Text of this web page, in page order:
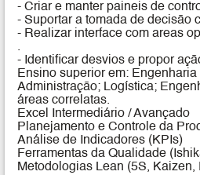
- Criar e manter paineis de
- Suportar a tomada de decisão
- Realizar interface com areas
.
- Identificar desvios e propor
Ensino superior em:
Administração; Logística;
áreas correlatas.
Excel Intermediário / Avançado
Planejamento e Controle da
Análise de Indicadores (KPIs)
Ferramentas da Qualidade
Metodologias Lean (5S, Kaizen,